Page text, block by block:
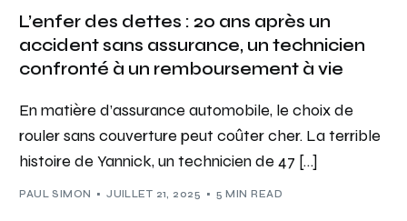
L’enfer des dettes : 20 ans après un
accident sans assurance, un technicien
confronté à un remboursement à vie
En matière d’assurance automobile, le choix de
rouler sans couverture peut coûter cher. La terrible
histoire de Yannick, un technicien de 47 […]
PAUL SIMON JUILLET 21, 2025 5 MIN READ